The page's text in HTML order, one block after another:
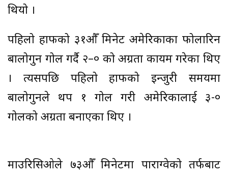
थियो ।
पहिलो हाफको ३१औँ मिनेट अमेरिकाका फोलारिन
बालोगुन गोल गर्दै २–० को अग्रता कायम गरेका थिए
। त्यसपछि पहिलो हाफको इन्जुरी समयमा
बालोगुनले थप १ गोल गरी अमेरिकालाई ३-०
गोलको अग्रता बनाएका थिए ।
माउरिसिओले ७३औँ मिनेटमा पाराग्वेको तर्फबाट